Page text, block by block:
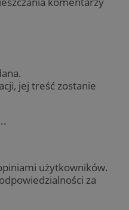
jej treść zostanie
użytkowników.
za